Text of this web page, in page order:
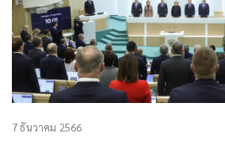
7 ธันวาคม 2566